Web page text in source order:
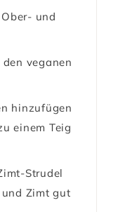
und
veganen
hinzufügen
einem Teig
Strudel
Zimt gut